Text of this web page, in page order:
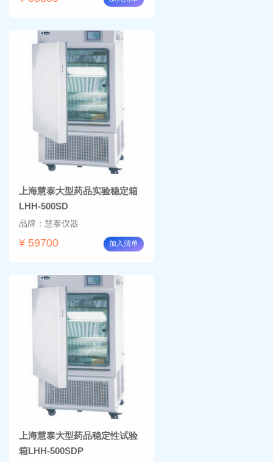
上海慧泰大型药品实验稳定箱
LHH-500SD
品牌：慧泰仪器
¥ 59700 加入清单
上海慧泰大型药品稳定性试验
箱LHH-500SDP